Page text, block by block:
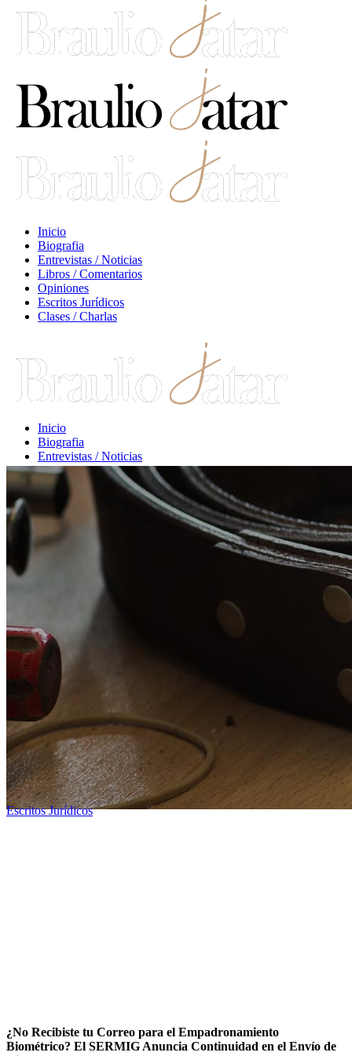
Inicio
Biografia
Entrevistas / Noticias
Libros / Comentarios
Opiniones
Escritos Jurídicos
Clases / Charlas
Inicio
Biografia
Entrevistas / Noticias
Libros / Comentarios
Opiniones
Escritos Jurídicos
Clases / Charlas
Escritos Jurídicos
¿No Recibiste tu Correo para el Empadronamiento
Biométrico? El SERMIG Anuncia Continuidad en el Envío de